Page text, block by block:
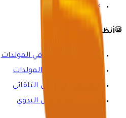
أعمدة التغذية
أنظمة التحكم
لوحات التحكم في المولدات
لوحات مزامنة المولدات
مفاتيح التحويل التلقائي
مفاتيح التحويل اليدوي